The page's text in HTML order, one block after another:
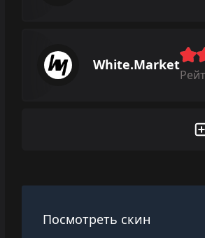
White.Market
Посмотреть скин